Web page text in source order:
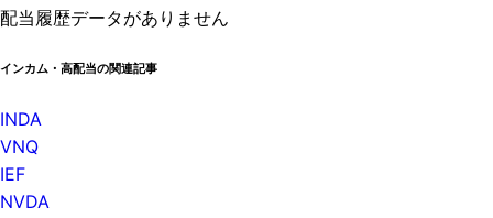
配当履歴データがありません
インカム・高配当の関連記事
INDA
VNQ
IEF
NVDA